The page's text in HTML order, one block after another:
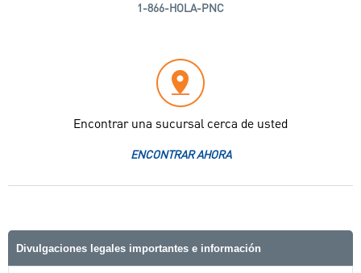
1-866-HOLA-PNC
Encontrar una sucursal cerca de usted
ENCONTRAR AHORA
Divulgaciones legales importantes e información